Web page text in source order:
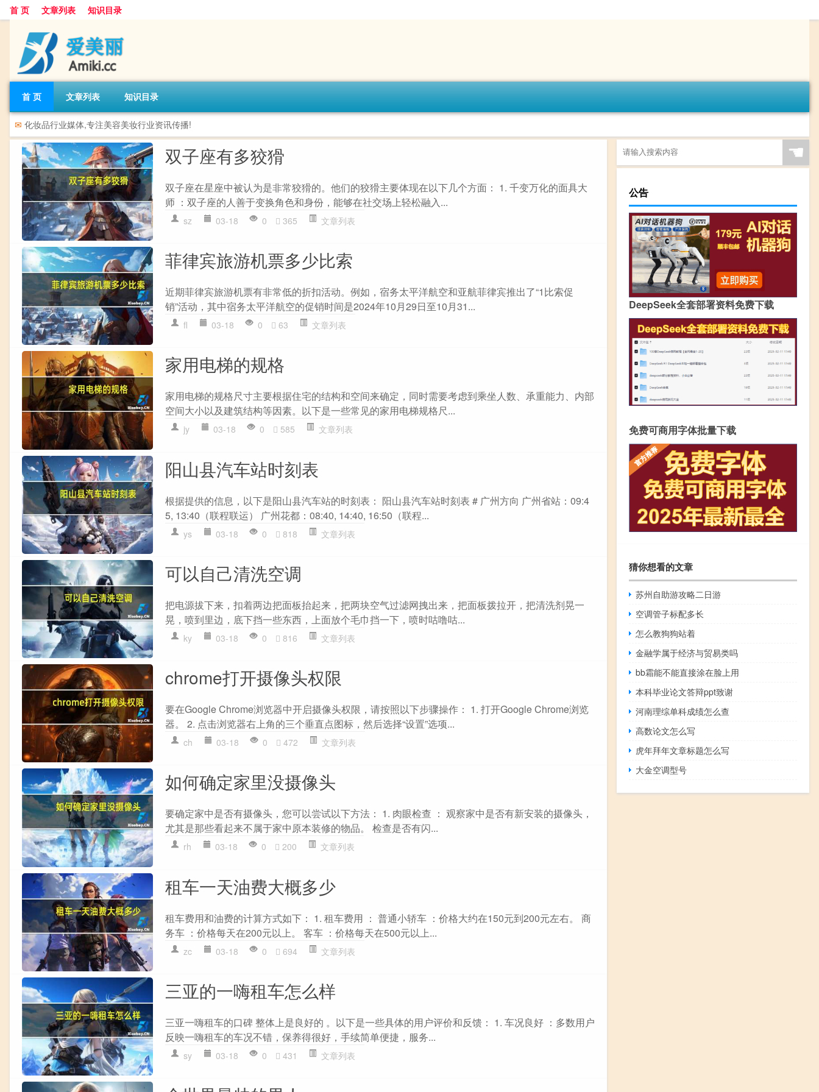
首 页 文章列表 知识目录
首 页 文章列表 知识目录
✉ 化妆品行业媒体,专注美容美妆行业资讯传播!
双子座有多狡猾
双子座在星座中被认为是非常狡猾的。他们的狡猾主要体现在以下几个方面： 1. 千变万化的面具大
师 ：双子座的人善于变换角色和身份，能够在社交场上轻松融入...
sz 03-18 0 365 文章列表
菲律宾旅游机票多少比索
近期菲律宾旅游机票有非常低的折扣活动。例如，宿务太平洋航空和亚航菲律宾推出了“1比索促
销”活动，其中宿务太平洋航空的促销时间是2024年10月29日至10月31...
fl 03-18 0 63 文章列表
家用电梯的规格
家用电梯的规格尺寸主要根据住宅的结构和空间来确定，同时需要考虑到乘坐人数、承重能力、内部
空间大小以及建筑结构等因素。以下是一些常见的家用电梯规格尺...
jy 03-18 0 585 文章列表
阳山县汽车站时刻表
根据提供的信息，以下是阳山县汽车站的时刻表： 阳山县汽车站时刻表 # 广州方向 广州省站：09:4
5, 13:40（联程联运） 广州花都：08:40, 14:40, 16:50（联程...
ys 03-18 0 818 文章列表
可以自己清洗空调
把电源拔下来，扣着两边把面板抬起来，把两块空气过滤网拽出来，把面板拨拉开，把清洗剂晃一
晃，喷到里边，底下挡一些东西，上面放个毛巾挡一下，喷时咕噜咕...
ky 03-18 0 816 文章列表
chrome打开摄像头权限
要在Google Chrome浏览器中开启摄像头权限，请按照以下步骤操作： 1. 打开Google Chrome浏览
器。 2. 点击浏览器右上角的三个垂直点图标，然后选择“设置”选项...
ch 03-18 0 472 文章列表
如何确定家里没摄像头
要确定家中是否有摄像头，您可以尝试以下方法： 1. 肉眼检查 ： 观察家中是否有新安装的摄像头，
尤其是那些看起来不属于家中原本装修的物品。 检查是否有闪...
rh 03-18 0 200 文章列表
租车一天油费大概多少
租车费用和油费的计算方式如下： 1. 租车费用 ： 普通小轿车 ：价格大约在150元到200元左右。 商
务车 ：价格每天在200元以上。 客车 ：价格每天在500元以上...
zc 03-18 0 694 文章列表
三亚的一嗨租车怎么样
三亚一嗨租车的口碑 整体上是良好的 。以下是一些具体的用户评价和反馈： 1. 车况良好 ：多数用户
反映一嗨租车的车况不错，保养得很好，手续简单便捷，服务...
sy 03-18 0 431 文章列表
☚
公告
DeepSeek全套部署资料免费下载
免费可商用字体批量下载
猜你想看的文章
苏州自助游攻略二日游
空调管子标配多长
怎么教狗狗站着
金融学属于经济与贸易类吗
bb霜能不能直接涂在脸上用
本科毕业论文答辩ppt致谢
河南理综单科成绩怎么查
高数论文怎么写
虎年拜年文章标题怎么写
大金空调型号